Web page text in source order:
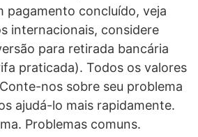
pagamento concluído, veja
internacionais, considere
para retirada bancária
praticada). Todos os valores
nos sobre seu problema
ajudá-lo mais rapidamente.
Problemas comuns.